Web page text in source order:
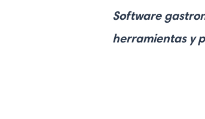
Software
herramientas y